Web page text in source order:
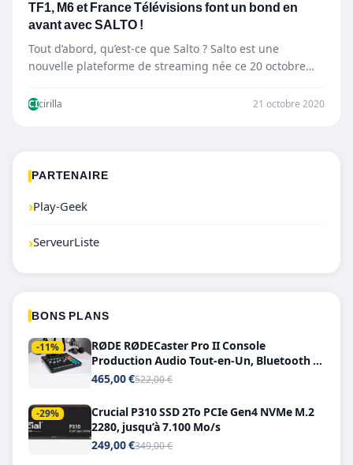
TF1, M6 et France Télévisions font un bond en
avant avec SALTO !
Tout d’abord, qu’est-ce que Salto ? Salto est une
nouvelle plateforme de streaming née ce 20 octobre
CIcirilla 21 octobre 2020
PARTENAIRE
›Play-Geek
›ServeurListe
BONS PLANS
-11%
RØDE RØDECaster Pro II Console
Production Audio Tout-en-Un, Bluetooth et
Double USB-C
465,00 €522,00 €
-29%
Crucial P310 SSD 2To PCIe Gen4 NVMe M.2
2280, jusqu’à 7.100 Mo/s
249,00 €349,00 €